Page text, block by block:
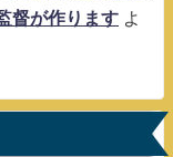
督が作ります よ